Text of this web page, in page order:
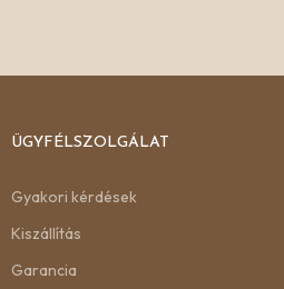
ÜGYFÉLSZOLGÁLAT
Gyakori kérdések
Kiszállítás
Garancia